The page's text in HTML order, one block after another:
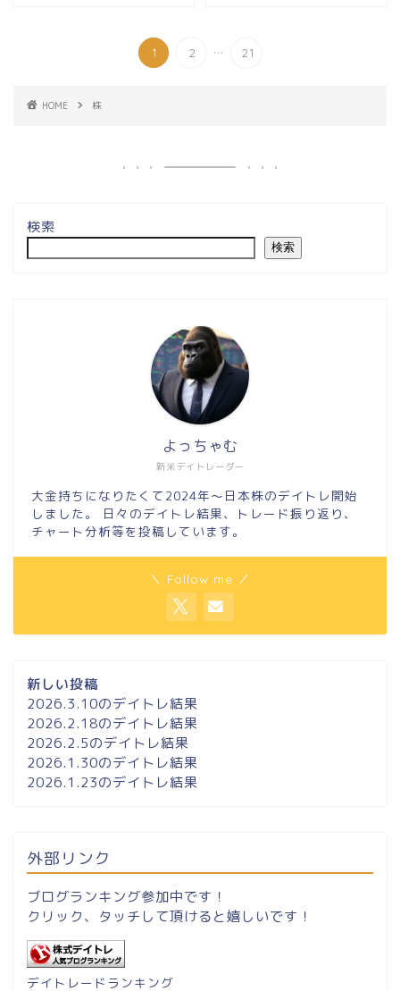
1 2 ... 21
HOME 株
検索
検索
新米デイトレーダー
よっちゃむ
大金持ちになりたくて2024年～日本株のデイトレ開始
しました。 日々のデイトレ結果、トレード振り返り、
チャート分析等を投稿しています。
＼ Follow me ／
新しい投稿
2026.3.10のデイトレ結果
2026.2.18のデイトレ結果
2026.2.5のデイトレ結果
2026.1.30のデイトレ結果
2026.1.23のデイトレ結果
外部リンク
ブログランキング参加中です！
クリック、タッチして頂けると嬉しいです！
デイトレードランキング